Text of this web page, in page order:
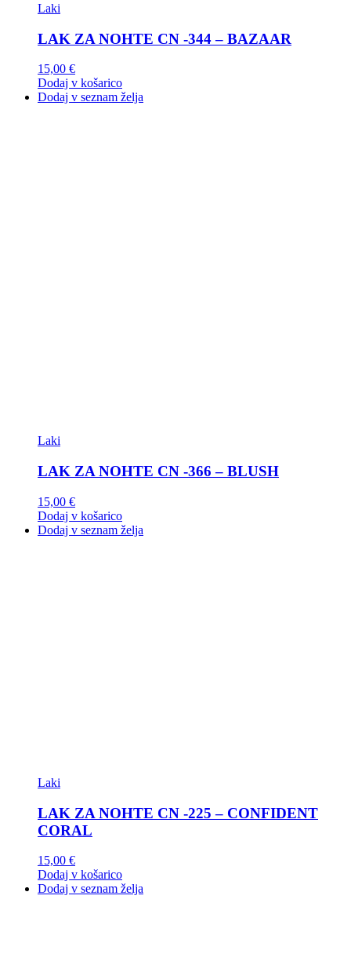
Laki
LAK ZA NOHTE CN -344 – BAZAAR
15,00 €
Dodaj v košarico
Dodaj v seznam želja
Laki
LAK ZA NOHTE CN -366 – BLUSH
15,00 €
Dodaj v košarico
Dodaj v seznam želja
Laki
LAK ZA NOHTE CN -225 – CONFIDENT
CORAL
15,00 €
Dodaj v košarico
Dodaj v seznam želja